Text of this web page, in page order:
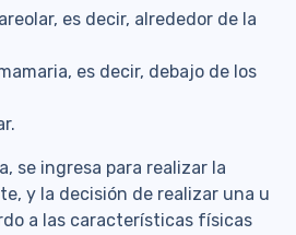
es decir, alrededor de la
es decir, debajo de los
se ingresa para realizar la
y la decisión de realizar una u
a las características físicas